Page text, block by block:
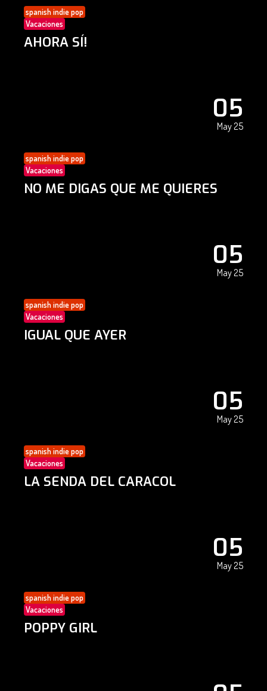
spanish indie pop
Vacaciones
AHORA SÍ!
05
May 25
spanish indie pop
Vacaciones
NO ME DIGAS QUE ME QUIERES
05
May 25
spanish indie pop
Vacaciones
IGUAL QUE AYER
05
May 25
spanish indie pop
Vacaciones
LA SENDA DEL CARACOL
05
May 25
spanish indie pop
Vacaciones
POPPY GIRL